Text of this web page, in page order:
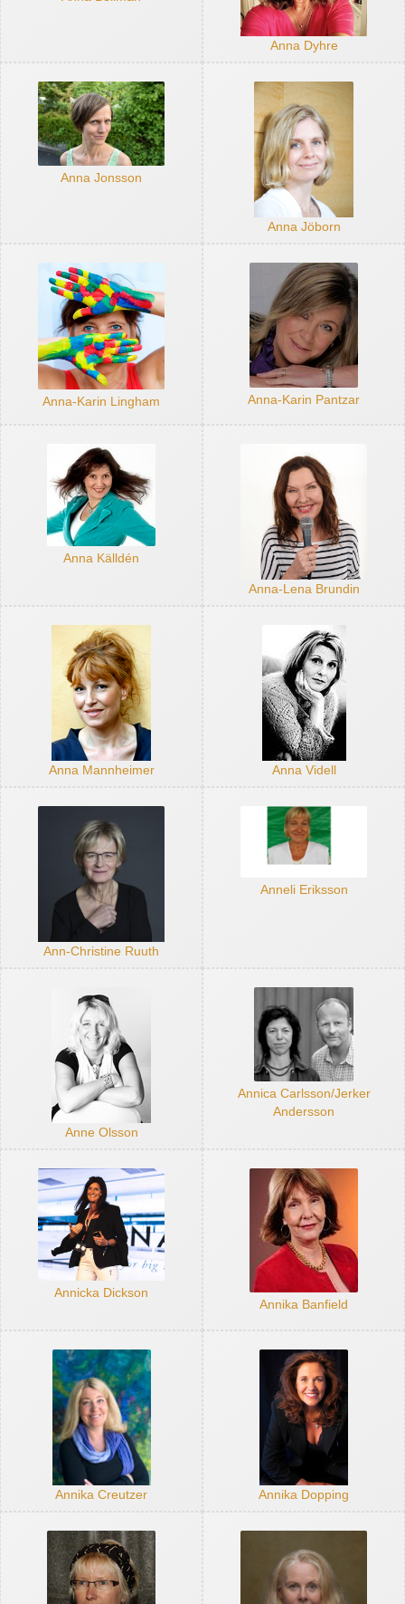
Anna Dyhre
Anna Jonsson
Anna Jöborn
Anna-Karin Lingham Anna-Karin Pantzar
Anna Källdén
Anna-Lena Brundin
Anna Mannheimer Anna Videll
Ann-Christine Ruuth
Anneli Eriksson
Anne Olsson
Annica Carlsson/Jerker
Andersson
Annicka Dickson
Annika Banfield
Annika Creutzer Annika Dopping